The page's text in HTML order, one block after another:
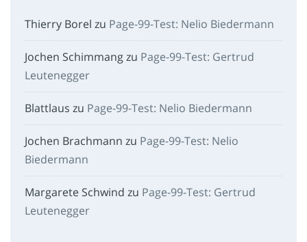
Thierry Borel zu Page-99-Test: Nelio Biedermann
Jochen Schimmangzu Page-99-Test: Gertrud
Leutenegger
Blattlaus zu Page-99-Test: Nelio Biedermann
Jochen Brachmann zu Page-99-Test: Nelio
Biedermann
Margarete Schwind zu Page-99-Test: Gertrud
Leutenegger